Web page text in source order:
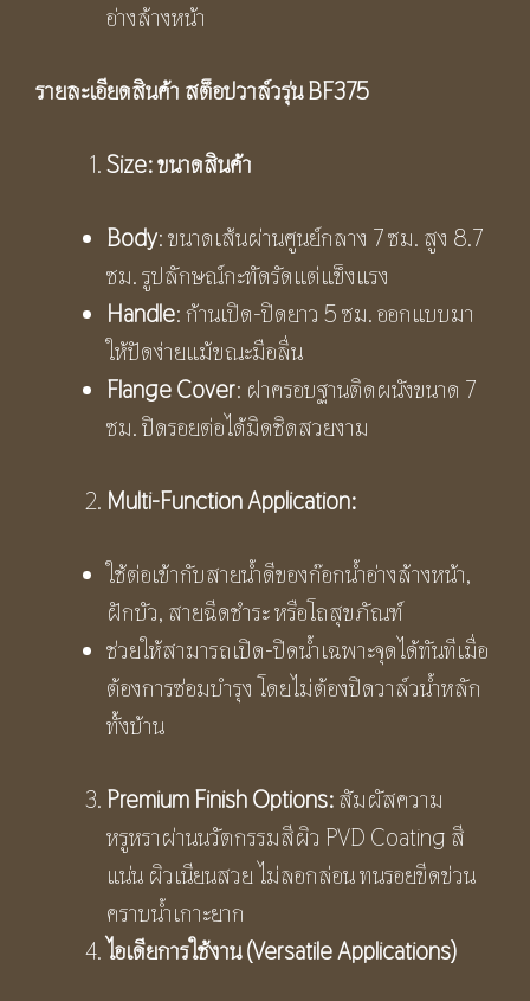
อ่างล้างหน้า
รายละเอียดสินค้า สต็อปวาล์วรุ่นBF375
Size:ขนาดสินค้า
Body: ขนาดเส้นผ่านศูนย์กลาง 7 ซม. สูง 8.7
ซม. รูปลักษณ์กะทัดรัดแต่แข็งแรง
Handle: ก้านเปิด-ปิดยาว 5 ซม. ออกแบบมา
ให้ปัดง่ายแม้ขณะมือลื่น
Flange Cover: ฝาครอบฐานติดผนังขนาด 7
ซม. ปิดรอยต่อได้มิดชิดสวยงาม
Multi-Function Application:
ใช้ต่อเข้ากับสายน้ำดีของก๊อกน้ำอ่างล้างหน้า,
ฝักบัว, สายฉีดชำระ หรือโถสุขภัณฑ์
ช่วยให้สามารถเปิด-ปิดน้ำเฉพาะจุดได้ทันทีเมื่อ
ต้องการซ่อมบำรุง โดยไม่ต้องปิดวาล์วน้ำหลัก
ทั้งบ้าน
Premium Finish Options:สัมผัสความ
หรูหราผ่านนวัตกรรมสีผิว PVD Coating สี
แน่น ผิวเนียนสวย ไม่ลอกล่อน ทนรอยขีดข่วน
คราบน้ำเกาะยาก
ไอเดียการใช้งาน (Versatile Applications)